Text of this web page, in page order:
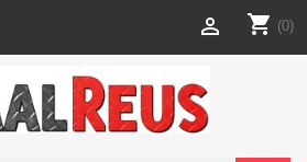
shopping_cart (0)
